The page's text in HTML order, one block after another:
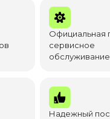
Официальная
сервисное
обслуживание
Надежный